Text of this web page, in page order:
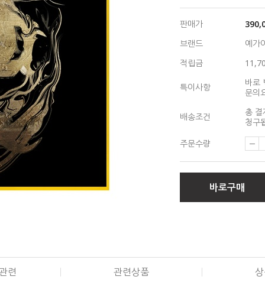
판매가
브랜드
예가
적립금
특이사항
바로
문의
배송조건
총
청구
주문수량
바로구매
련 관련상품